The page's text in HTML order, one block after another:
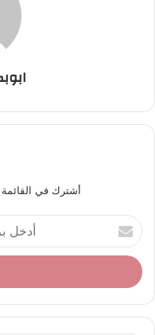
أشترك في
أ
د
خ
ل
ر